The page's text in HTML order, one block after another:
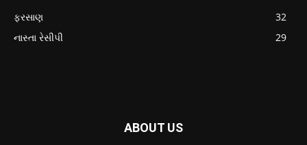
ફરસાણ
32
નાસ્તા રેસીપી
29
ABOUT US